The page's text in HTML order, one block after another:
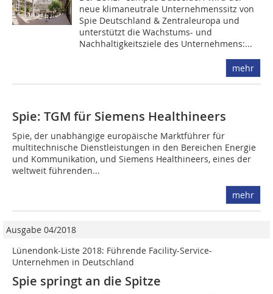
neue klimaneutrale Unternehmenssitz von
Spie Deutschland & Zentraleuropa und
unterstützt die Wachstums- und
Nachhaltigkeitsziele des Unternehmens:...
mehr
Spie: TGM für Siemens Healthineers
Spie, der unabhängige europäische Marktführer für
multitechnische Dienstleistungen in den Bereichen Energie
und Kommunikation, und Siemens Healthineers, eines der
weltweit führenden...
mehr
Ausgabe 04/2018
Lünendonk-Liste 2018: Führende Facility-Service-
Unternehmen in Deutschland
Spie springt an die Spitze